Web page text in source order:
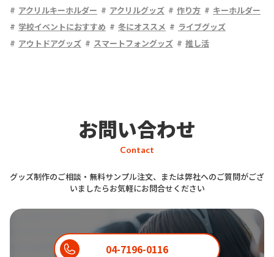
アクリルキーホルダー
アクリルグッズ 作り方
キーホルダー
学校イベントにおすすめ
冬にオススメ
ライブグッズ
アウトドアグッズ
スマートフォングッズ 推し活
お問い合わせ
Contact
グッズ制作のご相談・無料サンプル注文、または弊社へのご質問がござ
いましたらお気軽にお問合せください
04-7196-0116